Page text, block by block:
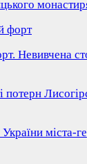
форт
Невивчена
потерн
міста-